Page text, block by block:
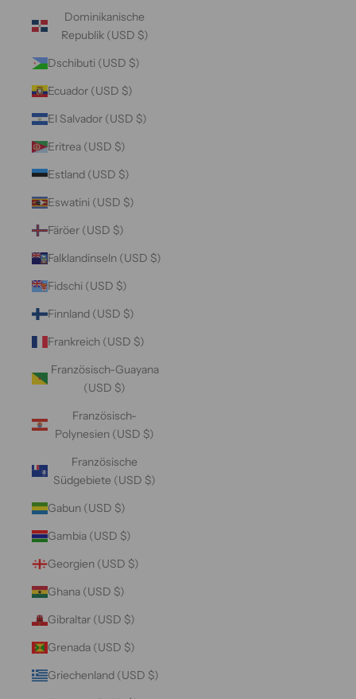
Dominikanische
Republik (USD $)
Dschibuti (USD $)
Ecuador (USD $)
El Salvador (USD $)
Eritrea (USD $)
Estland (USD $)
Eswatini (USD $)
Färöer (USD $)
Falklandinseln (USD $)
Fidschi (USD $)
Finnland (USD $)
Frankreich (USD $)
Französisch-Guayana
(USD $)
Französisch-
Polynesien (USD $)
Französische
Südgebiete (USD $)
Gabun (USD $)
Gambia (USD $)
Georgien (USD $)
Ghana (USD $)
Gibraltar (USD $)
Grenada (USD $)
Griechenland (USD $)